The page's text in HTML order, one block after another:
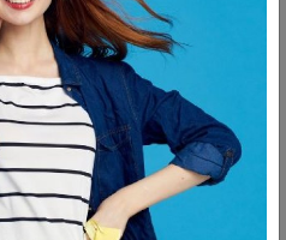
رواد الادوات المنزلية فى مصر